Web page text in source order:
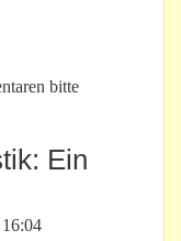
aus gegebenem
bitte
Ein